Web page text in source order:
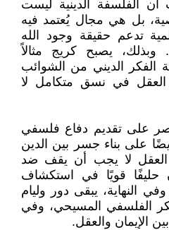
أن الفلسفة الدينية ليست
بل هي مجال يُعتمد فيه
تدعم حقيقة وجود الله
وبذلك، يصبح كريج مثالاً
الفكر الديني من الشوائب
العقل في نسق متكامل لا
على تقديم دفاع فلسفي
على بناء جسر بين الدين
العقل لا يجب أن يقف ضد
حليفًا قويًا في استكشاف
وفي النهاية، يبقى دور وليام
الفلسفي المسيحي، وفي
الإيمان والعقل.